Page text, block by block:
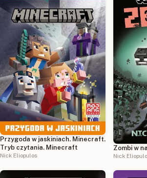
Przygoda w jaskiniach. Minecraft.
Tryb czytania. Minecraft
Nick Eliopulos
Zombi w
Nick